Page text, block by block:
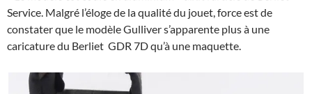
Service. Malgré l’éloge de la qualité du jouet, force est de
constater que le modèle Gulliver s’apparente plus à une
caricature du Berliet GDR 7D qu’à une maquette.